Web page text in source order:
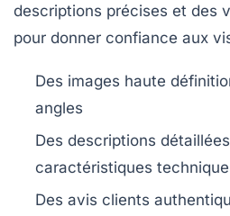
descriptions précises et des
pour donner confiance aux
Des images haute
angles
Des descriptions
caractéristiques
Des avis clients